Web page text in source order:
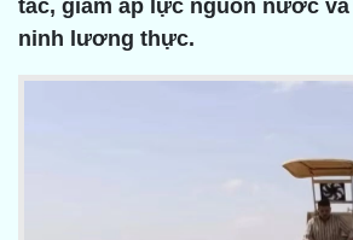
tác, giảm áp lực nguồn nước và
ninh lương thực.